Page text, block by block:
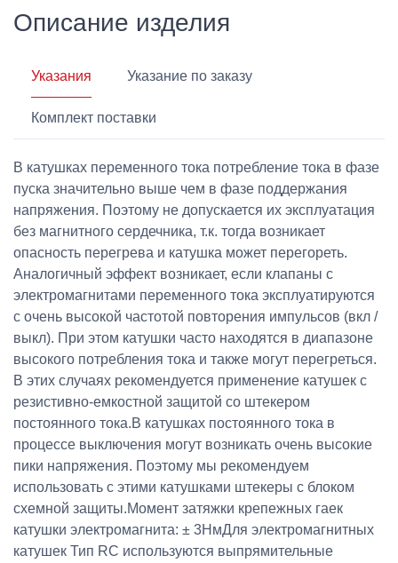
Описание изделия
Указания Указание по заказу
Комплект поставки
В катушках переменного тока потребление тока в фазе
пуска значительно выше чем в фазе поддержания
напряжения. Поэтому не допускается их эксплуатация
без магнитного сердечника, т.к. тогда возникает
опасность перегрева и катушка может перегореть.
Аналогичный эффект возникает, если клапаны с
электромагнитами переменного тока эксплуатируются
с очень высокой частотой повторения импульсов (вкл /
выкл). При этом катушки часто находятся в диапазоне
высокого потребления тока и также могут перегреться.
В этих случаях рекомендуется применение катушек с
резистивно-емкостной защитой со штекером
постоянного тока.В катушках постоянного тока в
процессе выключения могут возникать очень высокие
пики напряжения. Поэтому мы рекомендуем
использовать с этими катушками штекеры с блоком
схемной защиты.Момент затяжки крепежных гаек
катушки электромагнита: ± 3НмДля электромагнитных
катушек Тип RC используются выпрямительные